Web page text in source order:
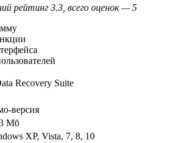
рейтинг 3.3, всего оценок — 5
Recovery Suite
версия
Мб
XP, Vista, 7, 8, 10